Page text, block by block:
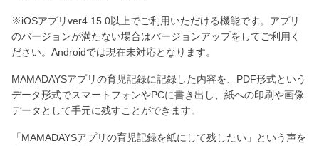
※iOSアプリver4.15.0以上でご利用いただける機能です。アプリ
のバージョンが満たない場合はバージョンアップをしてご利用く
ださい。Androidでは現在未対応となります。
MAMADAYSアプリの育児記録に記録した内容を、PDF形式という
データ形式でスマートフォンやPCに書き出し、紙への印刷や画像
データとして手元に残すことができます。
「MAMADAYSアプリの育児記録を紙にして残したい」という声を